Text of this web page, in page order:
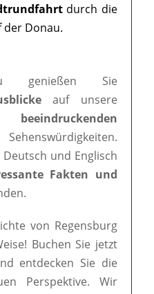
durch die
der Donau.
genießen Sie
auf unsere
beeindruckenden
und Englisch
Fakten und
von Regensburg
Buchen Sie jetzt
entdecken Sie die
Perspektive. Wir